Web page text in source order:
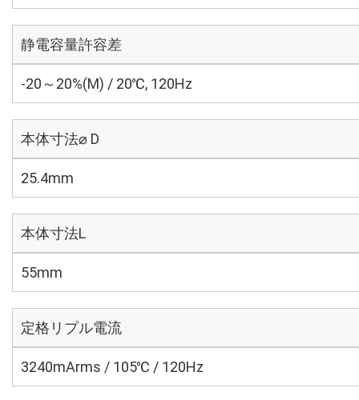
静電容量許容差
-20～20%(M) / 20℃, 120Hz
本体寸法⌀ D
25.4mm
本体寸法L
55mm
定格リプル電流
3240mArms / 105℃ / 120Hz